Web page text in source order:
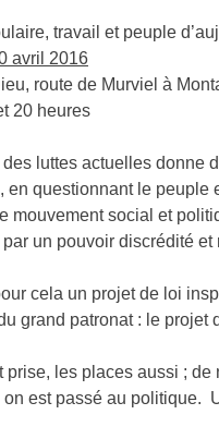
travail et peuple
avril 2016
route de Murviel à
20 heures
des luttes actuelles donne
en questionnant le peuple
mouvement social et
un pouvoir discrédité et
cela un projet de loi
grand patronat : le projet
prise, les places aussi ;
on est passé au politique.